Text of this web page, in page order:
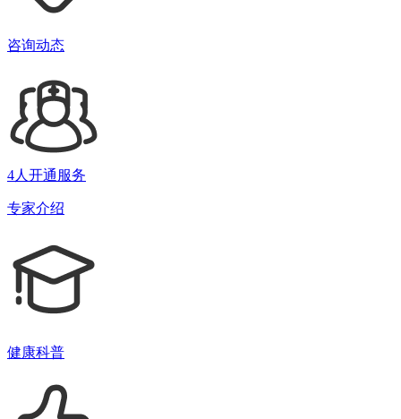
咨询动态
4人开通服务
专家介绍
健康科普